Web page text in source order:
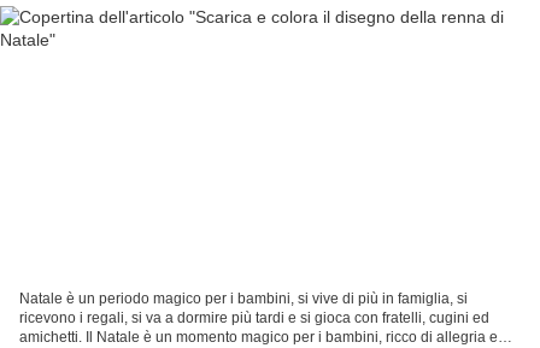
Natale è un periodo magico per i bambini, si vive di più in famiglia, si
ricevono i regali, si va a dormire più tardi e si gioca con fratelli, cugini ed
amichetti. Il Natale è un momento magico per i bambini, ricco di allegria e